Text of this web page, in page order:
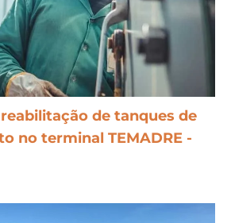
de tanques de
no terminal TEMADRE -